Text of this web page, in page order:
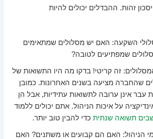
זהות. ההבדלים יכולים להיות
השקעה: האם יש מסלולים שמתאימים
שמפתיעים לטובה?
זה קריטי! בדקו מה היו התשואות של
שהחברה מציעה בשנים האחרונות. כמובן
עבר אינן ערובה לתשואות עתידיות, אבל הן
על איכות הניהול. אתם יכולים ללמוד
תשואה שנתית כדי להבין טוב יותר.
הניהול: האם הם קבועים או משתנים? האם